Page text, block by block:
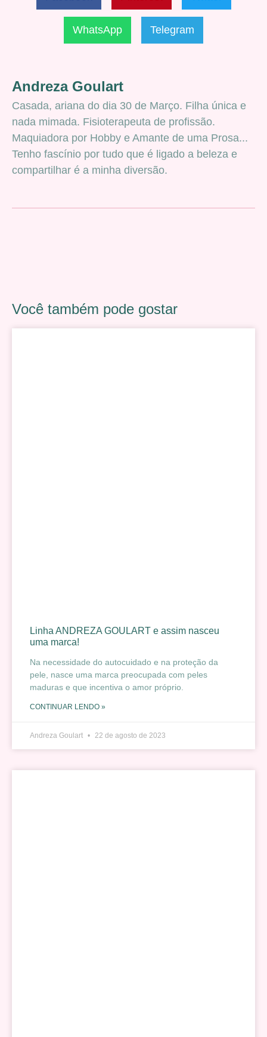
WhatsApp Telegram
Andreza Goulart
Casada, ariana do dia 30 de Março. Filha única e
nada mimada. Fisioterapeuta de profissão.
Maquiadora por Hobby e Amante de uma Prosa...
Tenho fascínio por tudo que é ligado a beleza e
compartilhar é a minha diversão.
Você também pode gostar
Linha ANDREZA GOULART e assim nasceu
uma marca!
Na necessidade do autocuidado e na proteção da
pele, nasce uma marca preocupada com peles
maduras e que incentiva o amor próprio.
CONTINUAR LENDO »
Andreza Goulart 22 de agosto de 2023